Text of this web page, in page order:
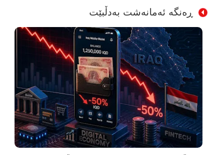
ڕەنگە ئەمانەشت بەدڵبێت